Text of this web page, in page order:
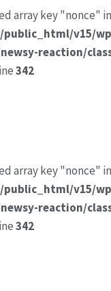
array key "nonce" in
public_html/v15/
reaction/
342
array key "nonce" in
public_html/v15/
reaction/
342